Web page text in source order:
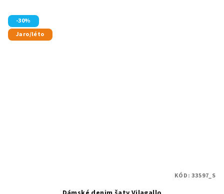
-30%
Jaro/léto
KÓD:33597_S